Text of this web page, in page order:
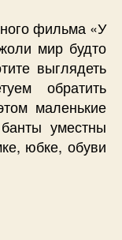
фильма «У
мир будто
выглядеть
обратить
маленькие
уместны
юбке, обуви